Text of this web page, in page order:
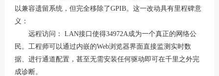
以兼容遗留系统，但完全移除了GPIB。这一改动具有里程碑意
义：
远程访问：
LAN接口使得34972A成为一个真正的网络公
民。工程师可以通过内嵌的Web浏览器界面直接监测实时数
据、进行通道配置，甚至无需安装任何驱动即可在千里之外完
成诊断。